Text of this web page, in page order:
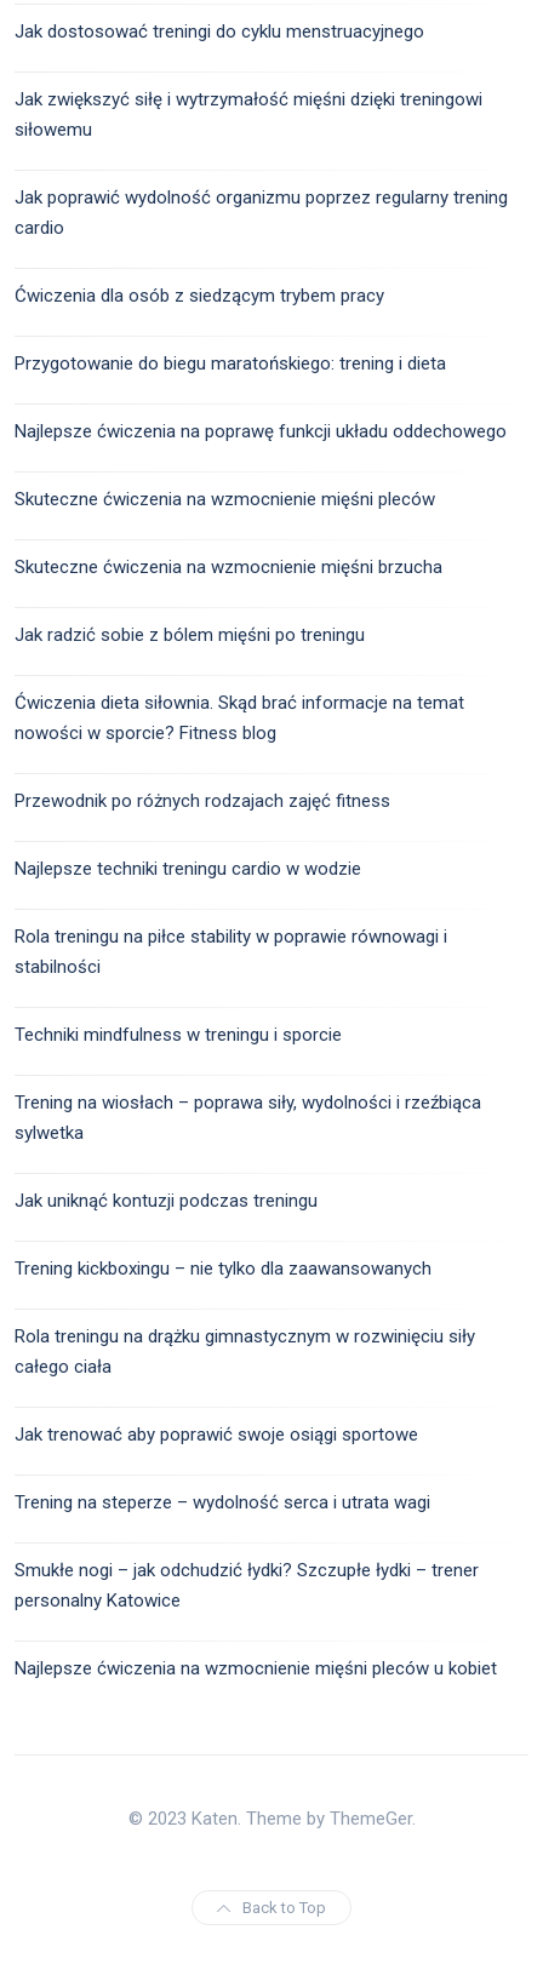
Jak dostosować treningi do cyklu menstruacyjnego
Jak zwiększyć siłę i wytrzymałość mięśni dzięki treningowi
siłowemu
Jak poprawić wydolność organizmu poprzez regularny trening
cardio
Ćwiczenia dla osób z siedzącym trybem pracy
Przygotowanie do biegu maratońskiego: trening i dieta
Najlepsze ćwiczenia na poprawę funkcji układu oddechowego
Skuteczne ćwiczenia na wzmocnienie mięśni pleców
Skuteczne ćwiczenia na wzmocnienie mięśni brzucha
Jak radzić sobie z bólem mięśni po treningu
Ćwiczenia dieta siłownia. Skąd brać informacje na temat
nowości w sporcie? Fitness blog
Przewodnik po różnych rodzajach zajęć fitness
Najlepsze techniki treningu cardio w wodzie
Rola treningu na piłce stability w poprawie równowagi i
stabilności
Techniki mindfulness w treningu i sporcie
Trening na wiosłach – poprawa siły, wydolności i rzeźbiąca
sylwetka
Jak uniknąć kontuzji podczas treningu
Trening kickboxingu – nie tylko dla zaawansowanych
Rola treningu na drążku gimnastycznym w rozwinięciu siły
całego ciała
Jak trenować aby poprawić swoje osiągi sportowe
Trening na steperze – wydolność serca i utrata wagi
Smukłe nogi – jak odchudzić łydki? Szczupłe łydki – trener
personalny Katowice
Najlepsze ćwiczenia na wzmocnienie mięśni pleców u kobiet
© 2023 Katen. Theme by ThemeGer.
Back to Top